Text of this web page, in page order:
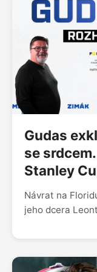
Zimák. Během
jejich
veterána
Gudas
se
Stanley
Návrat na
jeho dcera
V podcastu
dresu, když